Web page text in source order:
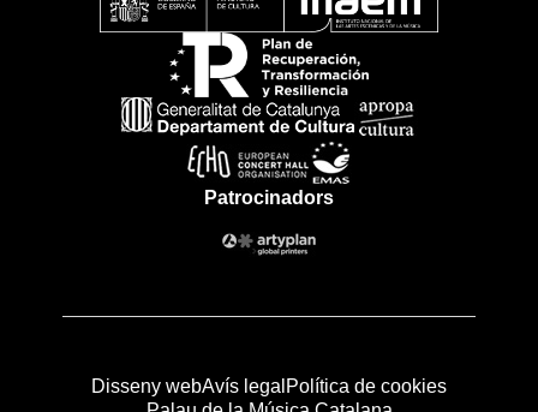
Patrocinadors
Disseny webAvís legal Política de cookies